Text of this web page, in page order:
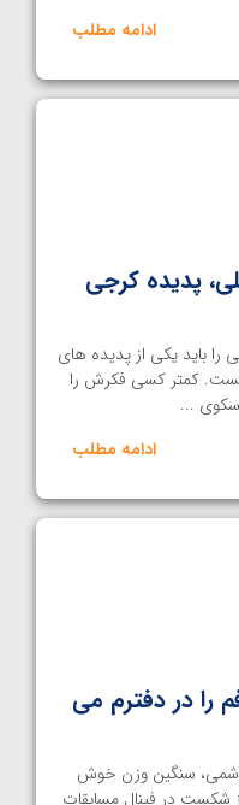
ادامه مطلب
پدیده کرجی
باید یکی از پدیده های
کمتر کسی فکرش را
سکوی ...
ادامه مطلب
را در دفترم می
سنگین وزن خوش
شکست در فینال مسابقات